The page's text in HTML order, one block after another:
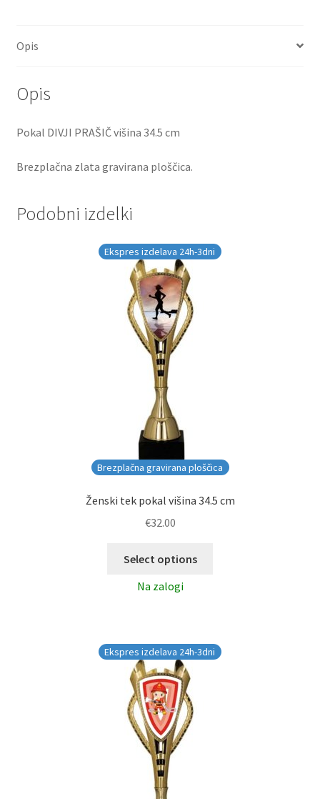
Opis
Opis
Pokal DIVJI PRAŠIČ višina 34.5 cm
Brezplačna zlata gravirana ploščica.
Podobni izdelki
Brezplačna gravirana ploščica
Ekspres izdelava 24h-3dni
Ženski tek pokal višina 34.5 cm
€32.00
Select options
Na zalogi
Ekspres izdelava 24h-3dni